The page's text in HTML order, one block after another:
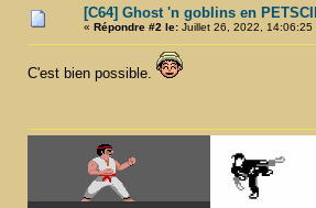
[C64] Ghost 'n goblins en
« Répondre #2 le:Juillet 26, 2022, 14:06:25
C'est bien possible.